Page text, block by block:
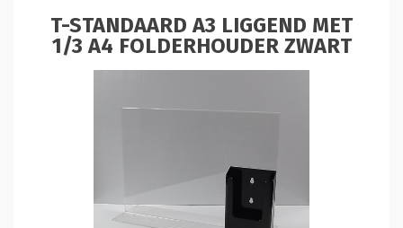
T-STANDAARD A3 LIGGEND MET
1/3 A4 FOLDERHOUDER ZWART